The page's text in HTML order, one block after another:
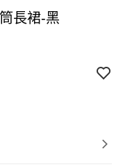
長裙-黑